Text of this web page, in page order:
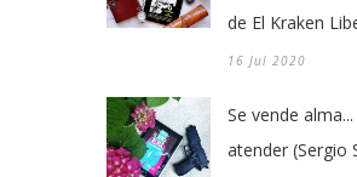
de El Kraken
16 Jul 2020
Se vende
atender (Sergio